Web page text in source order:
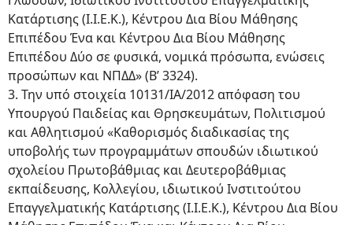
Κατάρτισης (Ι.Ι.Ε.Κ.), Κέντρου Δια Βίου Μάθησης
Επιπέδου Ένα και Κέντρου Δια Βίου Μάθησης
Επιπέδου Δύο σε φυσικά, νομικά πρόσωπα, ενώσεις
προσώπων και ΝΠΔΔ» (Β’ 3324).
3. Την υπό στοιχεία 10131/ΙΑ/2012 απόφαση του
Υπουργού Παιδείας και Θρησκευμάτων, Πολιτισμού
και Αθλητισμού «Καθορισμός διαδικασίας της
υποβολής των προγραμμάτων σπουδών ιδιωτικού
σχολείου Πρωτοβάθμιας και Δευτεροβάθμιας
εκπαίδευσης, Κολλεγίου, ιδιωτικού Ινστιτούτου
Επαγγελματικής Κατάρτισης (Ι.Ι.Ε.Κ.), Κέντρου Δια Βίου